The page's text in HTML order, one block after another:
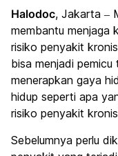
Halodoc, Jakarta –
membantu menjaga
risiko penyakit
bisa menjadi pemicu
menerapkan gaya
hidup seperti apa
risiko penyakit
Sebelumnya perlu